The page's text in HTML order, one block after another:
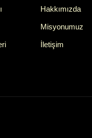
Hakkımızda
Misyonumuz
İletişim